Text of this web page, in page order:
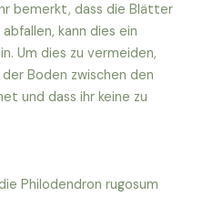
bemerkt, dass die Blätter
kann dies ein
Um dies zu vermeiden,
Boden zwischen den
und dass ihr keine zu
Philodendron rugosum